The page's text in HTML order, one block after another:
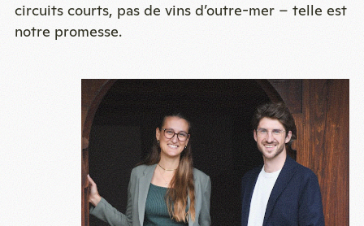
circuits courts, pas de vins d’outre-mer – telle est
notre promesse.